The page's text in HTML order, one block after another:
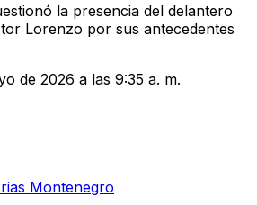
la presencia del delantero
Lorenzo por sus antecedentes
de 2026 a las 9:35 a. m.
Montenegro